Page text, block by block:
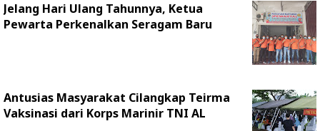
Jelang Hari Ulang Tahunnya, Ketua
Pewarta Perkenalkan Seragam Baru
Antusias Masyarakat Cilangkap Teirma
Vaksinasi dari Korps Marinir TNI AL